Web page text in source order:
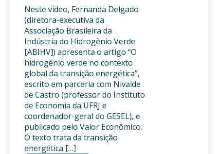
Neste vídeo, Fernanda Delgado
(diretora-executiva da
Associação Brasileira da
Indústria do Hidrogênio Verde
[ABIHV]) apresenta o artigo “O
hidrogênio verde no contexto
global da transição energética”,
escrito em parceria com Nivalde
de Castro (professor do Instituto
de Economia da UFRJ e
coordenador-geral do GESEL), e
publicado pelo Valor Econômico.
O texto trata da transição
energética […]